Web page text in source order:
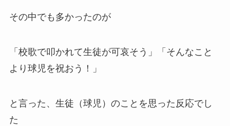
その中でも多かったのが
「校歌で叩かれて生徒が可哀そう」「そんなこと
より球児を祝おう！」
と言った、生徒（球児）のことを思った反応でし
た